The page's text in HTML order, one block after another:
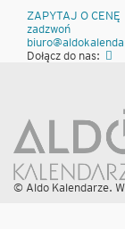
ZAPYTAJ O CENĘ
zadzwoń
Dołącz do nas:
© Aldo Kalendarze.